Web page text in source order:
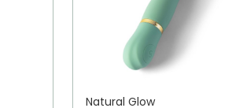
Natural Glow